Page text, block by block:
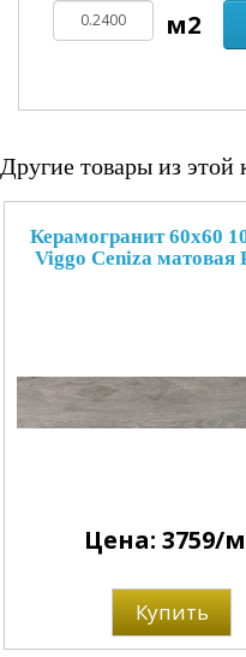
Другие товары из этой
Керамогранит 60x60
Viggo Ceniza матовая
Цена: 3759/
Купить